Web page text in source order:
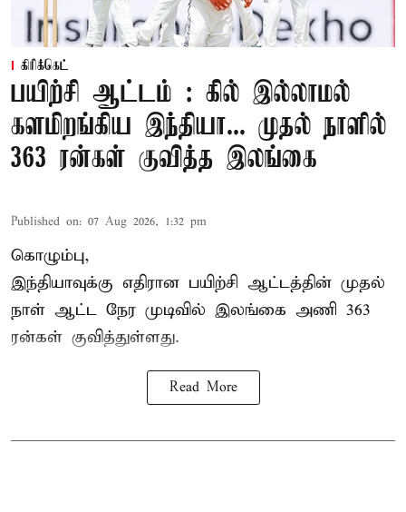
கிரிக்கெட்
பயிற்சி ஆட்டம் : கில் இல்லாமல்
களமிறங்கிய இந்தியா... முதல் நாளில்
363 ரன்கள் குவித்த இலங்கை
Published on: 07 Aug 2026, 1:32 pm
கொழும்பு,
இந்தியாவுக்கு எதிரான பயிற்சி ஆட்டத்தின் முதல்
நாள் ஆட்ட நேர முடிவில் இலங்கை அணி 363
ரன்கள் குவித்துள்ளது.
Read More